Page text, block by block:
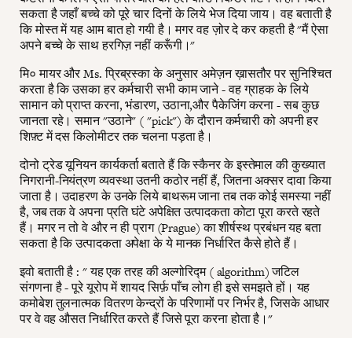
सकता है जहाँ बच्चे को पूरे चार दिनों के लिये भेज दिया जाय। वह बताती है
कि मोस्त में यह आम बात हो गयी है। मगर वह ज़ोर दे कर कहती है "मैं ऐसा
अपने बच्चे के साथ हरगिज़ नहीं करूँगी।"
मि० मायर और Ms. प्रिब्रस्का के अनुसार अमेज़न ख़ासतौर पर सुनिश्चित
करता है कि उसका हर कर्मचारी सभी काम जाने - वह ग्राहक के लिये
सामान को प्राप्त करना, भंडारण, उठाना,और पैकेजिंग करना - सब कुछ
जानता रहे। समान "उठाने" ( "pick") के दौरान कर्मचारी को अपनी हर
शिफ़्ट में दस किलोमीटर तक चलना पड़ता है।
दोनो ट्रेड यूनियन कार्यकर्ता बताते हैं कि स्कैनर के इस्तेमाल की कुख्यात
निगरानी-नियंत्रण व्यवस्था उतनी कठोर नहीं हैं, जितना अक्सर दावा किया
जाता है। उदाहरण के उनके लिये बाथरूम जाना तब तक कोई समस्या नहीं
है, जब तक वे अपना प्रति घंटे अपेक्षित उत्पादकता कोटा पूरा करते रहते
हैं। मगर न तो वे और न ही प्राग (Prague) का शीर्षस्थ प्रबंधन यह बता
सकता है कि उत्पादकता अपेक्षा के ये मानक निर्धारित कैसे होते हैं।
इवो बताती है : " यह एक तरह की अल्गोरिद्म ( algorithm) जटिल
संगणना है - पूरे यूरोप में शायद सिर्फ़ पाँच लोग ही इसे समझते हों। यह
कमोबेश तुलनात्मक वितरण केन्द्रों के परिणामों पर निर्भर है, जिसके आधार
पर वे वह औसत निर्धारित करते हैं जिसे पूरा करना होता है।"